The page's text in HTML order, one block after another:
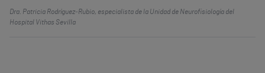
Dra. Patricia Rodríguez‑Rubio, especialista de la Unidad de Neurofisiología del
Hospital Vithas Sevilla